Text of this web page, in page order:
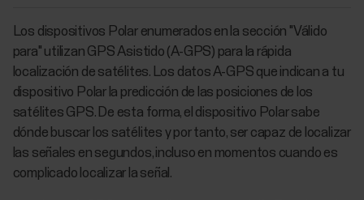
Los dispositivos Polar enumerados en la sección "Válido
para" utilizan GPS Asistido (A-GPS) para la rápida
localización de satélites. Los datos A-GPS que indican a tu
dispositivo Polar la predicción de las posiciones de los
satélites GPS. De esta forma, el dispositivo Polar sabe
dónde buscar los satélites y por tanto, ser capaz de localizar
las señales en segundos, incluso en momentos cuando es
complicado localizar la señal.